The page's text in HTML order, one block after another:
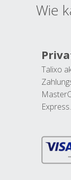
Wie
Talixo
Express.